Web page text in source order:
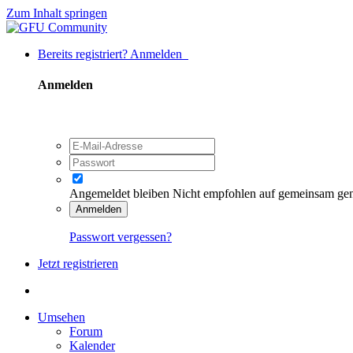
Zum Inhalt springen
Bereits registriert? Anmelden
Anmelden
Angemeldet bleiben Nicht empfohlen auf gemeinsam
Anmelden
Passwort vergessen?
Jetzt registrieren
Umsehen
Forum
Kalender